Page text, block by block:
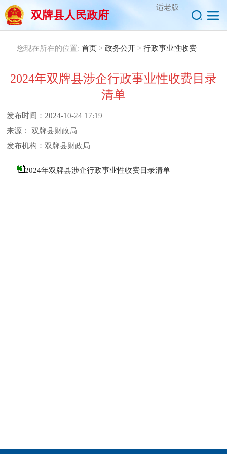
适老版
双牌县人民政府
您现在所在的位置: 首页 > 政务公开 > 行政事业性收费
2024年双牌县涉企行政事业性收费目录
清单
发布时间： 2024-10-24 17:19
来源： 双牌县财政局
发布机构： 双牌县财政局
2024年双牌县涉企行政事业性收费目录清单